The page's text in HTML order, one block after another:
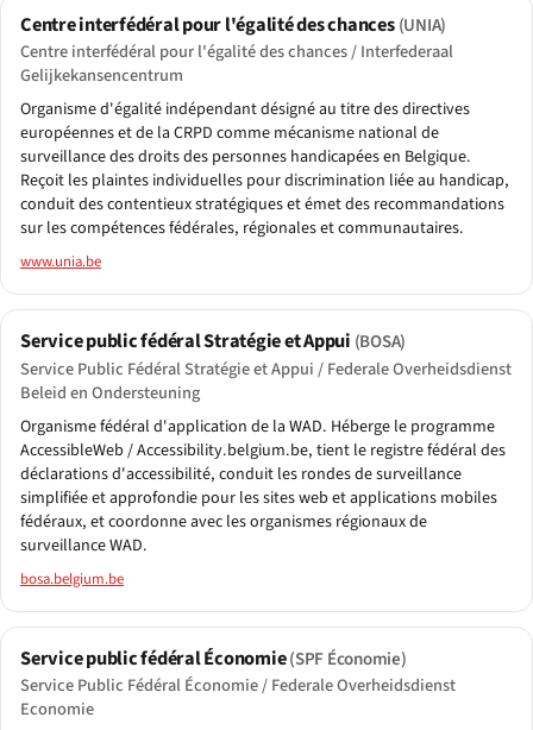
Centre interfédéral pour l'égalité des chances(UNIA)
Centre interfédéral pour l'égalité des chances / Interfederaal
Gelijkekansencentrum
Organisme d'égalité indépendant désigné au titre des directives
européennes et de la CRPD comme mécanisme national de
surveillance des droits des personnes handicapées en Belgique.
Reçoit les plaintes individuelles pour discrimination liée au handicap,
conduit des contentieux stratégiques et émet des recommandations
sur les compétences fédérales, régionales et communautaires.
www.unia.be
Service public fédéral Stratégie et Appui (BOSA)
Service Public Fédéral Stratégie et Appui / Federale Overheidsdienst
Beleid en Ondersteuning
Organisme fédéral d'application de la WAD. Héberge le programme
AccessibleWeb / Accessibility.belgium.be, tient le registre fédéral des
déclarations d'accessibilité, conduit les rondes de surveillance
simplifiée et approfondie pour les sites web et applications mobiles
fédéraux, et coordonne avec les organismes régionaux de
surveillance WAD.
bosa.belgium.be
Service public fédéral Économie(SPF Économie)
Service Public Fédéral Économie / Federale Overheidsdienst
Economie